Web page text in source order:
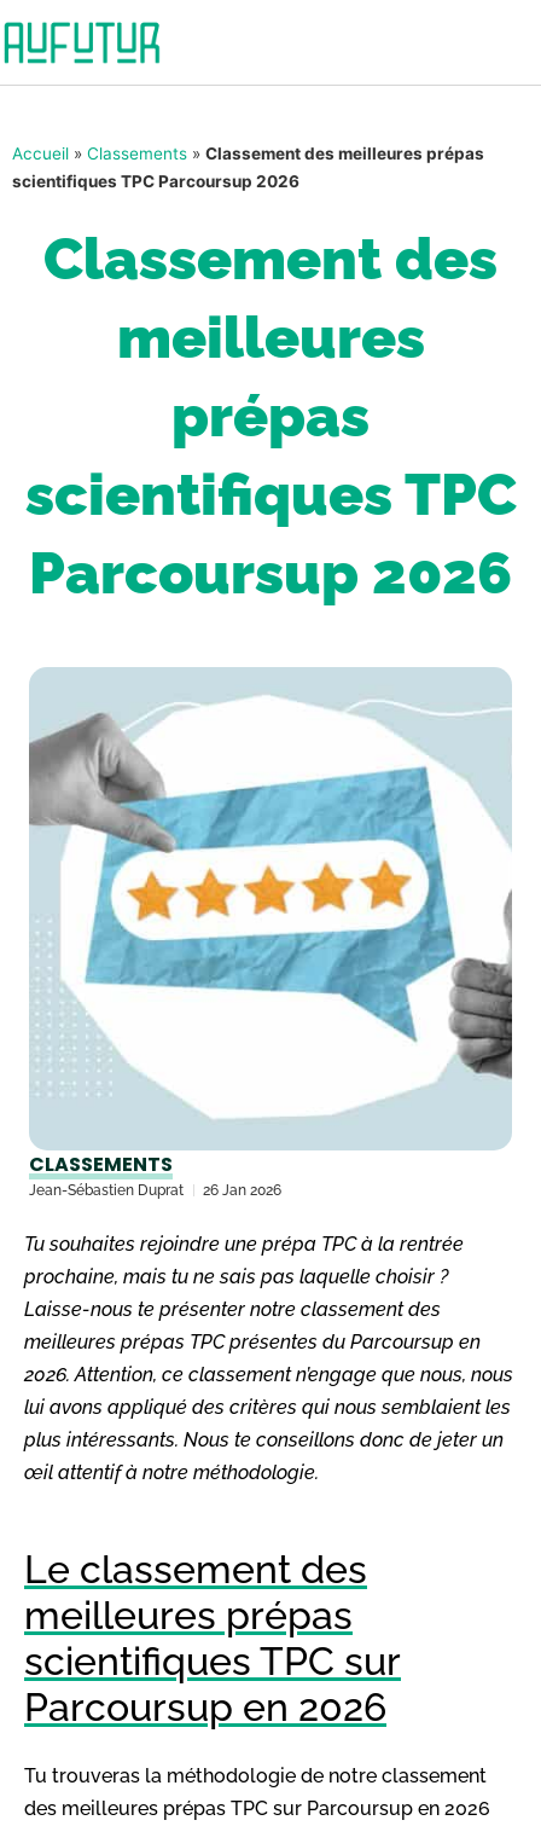
Accueil » Classements » Classement des meilleures prépas
scientifiques TPC Parcoursup 2026
Classement des
meilleures
prépas
scientifiques TPC
Parcoursup 2026
CLASSEMENTS
Jean-Sébastien Duprat 26 Jan 2026
Tu souhaites rejoindre une prépa TPC à la rentrée
prochaine, mais tu ne sais pas laquelle choisir ?
Laisse-nous te présenter notre classement des
meilleures prépas TPC présentes du Parcoursup en
2026. Attention, ce classement n’engage que nous, nous
lui avons appliqué des critères qui nous semblaient les
plus intéressants. Nous te conseillons donc de jeter un
œil attentif à notre méthodologie.
Le classement des
meilleures prépas
scientifiques TPC sur
Parcoursup en 2026
Tu trouveras la méthodologie de notre classement
des meilleures prépas TPC sur Parcoursup en 2026